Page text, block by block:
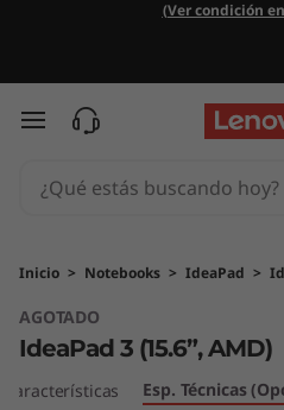
d
e
a
d
3
(Ver condición
Ir al contenido principal
Inicio > Notebooks > IdeaPad >
AGOTADO
IdeaPad 3 (15.6”, AMD)
Características Esp. Técnicas